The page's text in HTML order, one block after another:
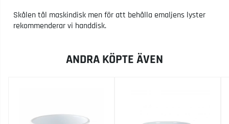
Skålen tål maskindisk men för att behålla emaljens lyster
rekommenderar vi handdisk.
ANDRA KÖPTE ÄVEN